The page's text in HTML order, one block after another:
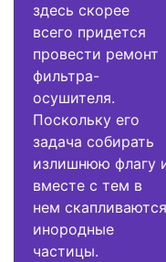
здесь скорее
всего придется
провести ремонт
фильтра-
осушителя.
Поскольку его
задача собирать
излишнюю флагу
вместе с тем в
нем скапливаются
инородные
частицы.